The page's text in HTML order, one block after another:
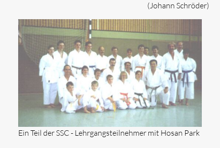
(Johann Schröder)
Ein Teil der SSC - Lehrgangsteilnehmer mit Hosan Park